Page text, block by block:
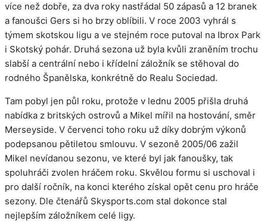
více než dobře, za dva roky nastřádal 50 zápasů a 12 branek
a fanoušci Gers si ho brzy oblíbili. V roce 2003 vyhrál s
týmem skotskou ligu a ve stejném roce putoval na Ibrox Park
i Skotský pohár. Druhá sezona už byla kvůli zraněním trochu
slabší a centrální nebo i křídelní záložník se stěhoval do
rodného Španělska, konkrétně do Realu Sociedad.
Tam pobyl jen půl roku, protože v lednu 2005 přišla druhá
nabídka z britských ostrovů a Mikel mířil na hostování, směr
Merseyside. V červenci toho roku už díky dobrým výkonů
podepsanou pětiletou smlouvu. V sezoně 2005/06 zažil
Mikel nevídanou sezonu, ve které byl jak fanoušky, tak
spoluhráči zvolen hráčem roku. Skvělou formu si uschoval i
pro další ročník, na konci kterého získal opět cenu pro hráče
sezony. Dle čtenářů Skysports.com stal dokonce stal
nejlepším záložníkem celé ligy.